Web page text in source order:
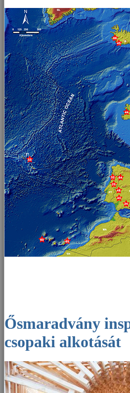
Ősmaradvány inspirálta a Hello Wood egyik
csopaki alkotását